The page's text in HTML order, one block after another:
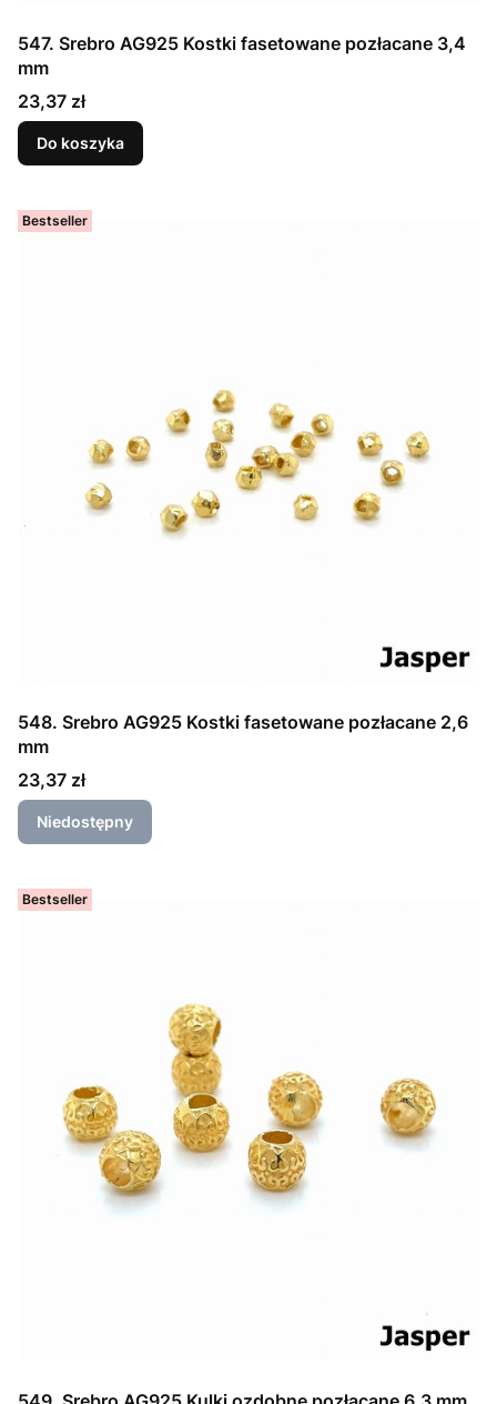
547. Srebro AG925 Kostki fasetowane pozłacane 3,4
mm
Cena
23,37 zł
Do koszyka
Bestseller
548. Srebro AG925 Kostki fasetowane pozłacane 2,6
mm
Cena
23,37 zł
Niedostępny
Bestseller